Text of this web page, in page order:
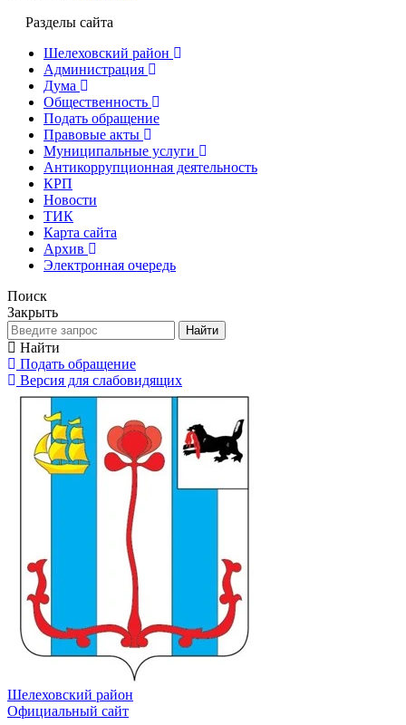
Разделы сайта
Шелеховский район
Администрация
Дума
Общественность
Подать обращение
Правовые акты
Муниципальные услуги
Антикоррупционная деятельность
КРП
Новости
ТИК
Карта сайта
Архив
Электронная очередь
Поиск
Закрыть
Найти
Найти
Подать обращение
Версия для слабовидящих
Шелеховский район
Официальный сайт